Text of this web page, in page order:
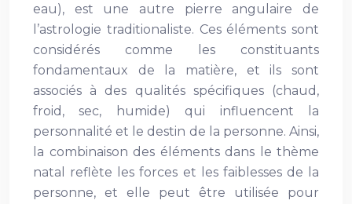
eau), est une autre pierre angulaire de
l’astrologie traditionaliste. Ces éléments sont
considérés comme les constituants
fondamentaux de la matière, et ils sont
associés à des qualités spécifiques (chaud,
froid, sec, humide) qui influencent la
personnalité et le destin de la personne. Ainsi,
la combinaison des éléments dans le thème
natal reflète les forces et les faiblesses de la
personne, et elle peut être utilisée pour